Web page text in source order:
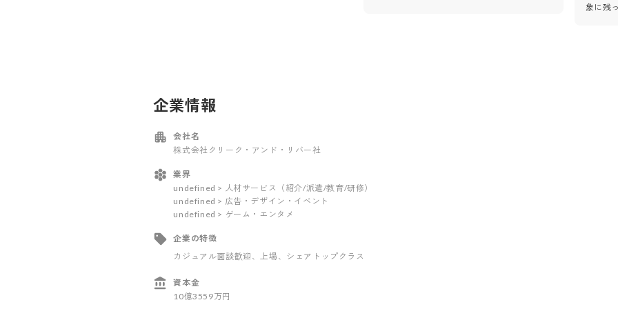
象に残
企業情報
会社名
株式会社クリーク・アンド・リバー社
業界
undefined > 人材サービス（紹介/派遣/教育/研修）
undefined > 広告・デザイン・イベント
undefined > ゲーム・エンタメ
企業の特徴
カジュアル面談歓迎、上場 、シェアトップクラス
資本金
10億3559万円